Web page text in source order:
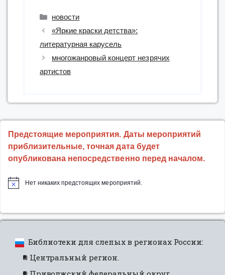
Рубрики
новости
«Яркие краски детства»:
литературная карусель
многожанровый концерт незрячих
артистов
Предстоящие мероприятия. Даты мероприятий
приблизительные, точная дата будет
опубликована непосредственно перед началом.
Нет никаких предстоящих мероприятий.
Библиотеки для слепых в регионах России:
Центральный регион.